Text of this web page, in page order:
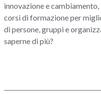
innovazione e
corsi di formazione per
di persone, gruppi e
saperne di più?